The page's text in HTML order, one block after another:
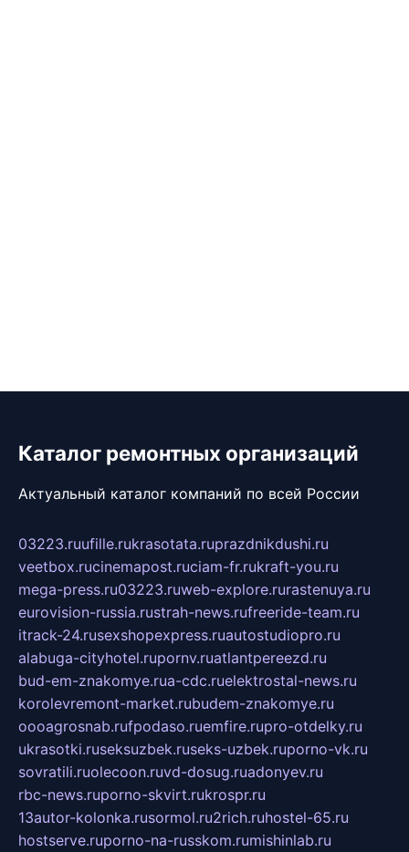
Каталог ремонтных организаций
Актуальный каталог компаний по всей России
03223.ruufille.rukrasotata.ruprazdnikdushi.ru
veetbox.rucinemapost.ruciam-fr.rukraft-you.ru
mega-press.ru03223.ruweb-explore.rurastenuya.ru
eurovision-russia.rustrah-news.rufreeride-team.ru
itrack-24.rusexshopexpress.ruautostudiopro.ru
alabuga-cityhotel.rupornv.ruatlantpereezd.ru
bud-em-znakomye.rua-cdc.ruelektrostal-news.ru
korolevremont-market.rubudem-znakomye.ru
oooagrosnab.rufpodaso.ruemfire.rupro-otdelky.ru
ukrasotki.ruseksuzbek.ruseks-uzbek.ruporno-vk.ru
sovratili.ruolecoon.ruvd-dosug.ruadonyev.ru
rbc-news.ruporno-skvirt.rukrospr.ru
13autor-kolonka.rusormol.ru2rich.ruhostel-65.ru
hostserve.ruporno-na-russkom.rumishinlab.ru